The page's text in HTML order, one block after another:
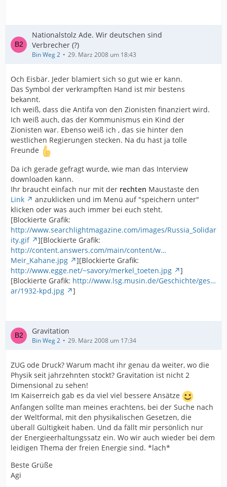
Nationalstolz Ade. Wir deutschen sind
Verbrecher (?)
Bin Weg 2 29. März 2008 um 18:43
Och Eisbär. Jeder blamiert sich so gut wie er kann.
Das Symbol der verkrampften Hand ist mir bestens
bekannt.
Ich weiß, dass die Antifa von den Zionisten finanziert wird.
Ich weiß auch, das der Kommunismus ein Kind der
Zionisten war. Ebenso weiß ich , das sie hinter den
westlichen Regierungen stecken. Na du hast ja tolle
Freunde
Da ich gerade gefragt wurde, wie man das Interview
downloaden kann.
Ihr braucht einfach nur mit der rechten Maustaste den
Link
anzuklicken und im Menü auf "speichern unter"
klicken oder was auch immer bei euch steht.
[Blockierte Grafik:
http://www.searchlightmagazine.com/images/Russia_Solidar
ity.gif
][Blockierte Grafik:
http://content.answers.com/main/content/w…
Meir_Kahane.jpg
][Blockierte Grafik:
http://www.egge.net/~savory/merkel_toeten.jpg
]
[Blockierte Grafik: http://www.lsg.musin.de/Geschichte/ges…
ar/1932-kpd.jpg
]
Gravitation
Bin Weg 2 29. März 2008 um 17:34
ZUG ode Druck? Warum macht ihr genau da weiter, wo die
Physik seit jahrzehnten stockt? Gravitation ist nicht 2
Dimensional zu sehen!
Im Kaiserreich gab es da viel viel bessere Ansätze
Anfangen sollte man meines erachtens, bei der Suche nach
der Weltformal, mit den physikalischen Gesetzen, die
überall Gültigkeit haben. Und da fällt mir persönlich nur
der Energieerhaltungssatz ein. Wo wir auch wieder bei dem
leidigen Thema der freien Energie sind. *lach*
Beste Grüße
Agi